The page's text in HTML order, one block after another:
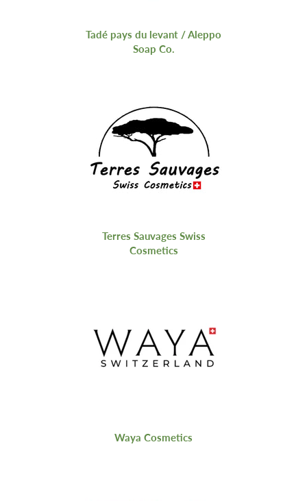
Tadé pays du levant / Aleppo
Soap Co.
Terres Sauvages Swiss
Cosmetics
Waya Cosmetics